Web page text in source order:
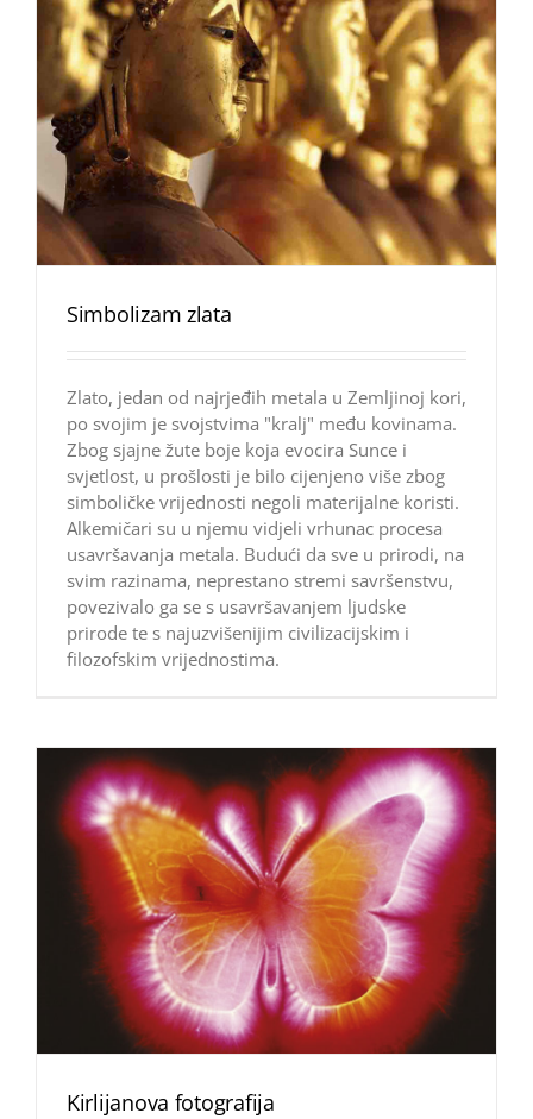
Simbolizam zlata
Zlato, jedan od najrjeđih metala u Zemljinoj kori,
po svojim je svojstvima "kralj" među kovinama.
Zbog sjajne žute boje koja evocira Sunce i
svjetlost, u prošlosti je bilo cijenjeno više zbog
simboličke vrijednosti negoli materijalne koristi.
Alkemičari su u njemu vidjeli vrhunac procesa
usavršavanja metala. Budući da sve u prirodi, na
svim razinama, neprestano stremi savršenstvu,
povezivalo ga se s usavršavanjem ljudske
prirode te s najuzvišenijim civilizacijskim i
filozofskim vrijednostima.
Kirlijanova fotografija